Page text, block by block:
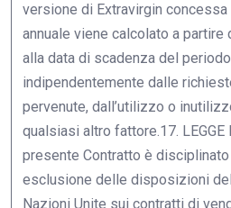
versione di Extravirgin concessa
annuale viene calcolato a
alla data di scadenza del
indipendentemente dalle
pervenute, dall’utilizzo o
qualsiasi altro fattore.17. LEGGE
presente Contratto è
esclusione delle disposizioni
Nazioni Unite sui contratti di